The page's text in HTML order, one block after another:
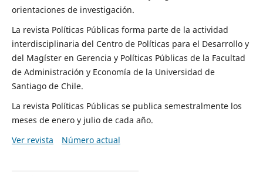
orientaciones de investigación.
La revista Políticas Públicas forma parte de la actividad
interdisciplinaria del Centro de Políticas para el Desarrollo y
del Magíster en Gerencia y Políticas Públicas de la Facultad
de Administración y Economía de la Universidad de
Santiago de Chile.
La revista Políticas Públicas se publica semestralmente los
meses de enero y julio de cada año.
Ver revista
Número actual